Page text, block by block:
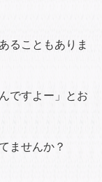
ることもありま
ですよー」とお
ませんか？